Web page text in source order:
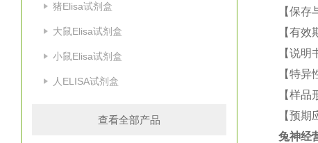
猪Elisa试剂盒
大鼠Elisa试剂盒
小鼠Elisa试剂盒
人ELISA试剂盒
查看全部产品
【保存
【有效
【说
【特
【样
【预
兔神经